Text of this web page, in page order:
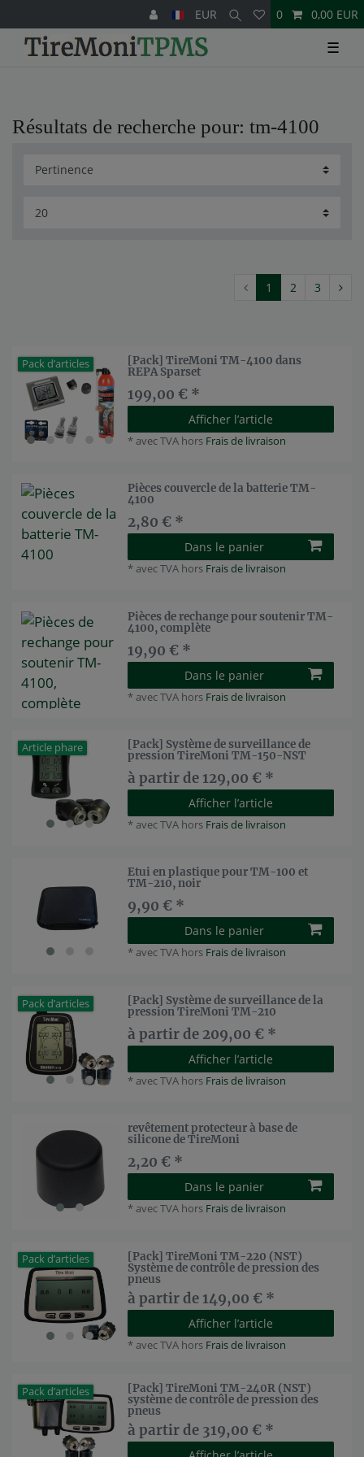
EUR 0 0,00 EUR
☰
Résultats de recherche pour: tm-4100
1 2 3
Pack d’articles
[Pack] TireMoni TM-4100 dans
REPA Sparset
199,00 € *
Afficher l’article
*avec TVA hors Frais de livraison
Pièces couvercle de la batterie TM-
4100
2,80 € *
Dans le panier
*avec TVA hors Frais de livraison
Pièces de rechange pour soutenir TM-
4100, complète
19,90 € *
Dans le panier
*avec TVA hors Frais de livraison
Article phare
[Pack] Système de surveillance de
pression TireMoni TM-150-NST
à partir de 129,00 € *
Afficher l’article
*avec TVA hors Frais de livraison
Etui en plastique pour TM-100 et
TM-210, noir
9,90 € *
Dans le panier
*avec TVA hors Frais de livraison
Pack d’articles
[Pack] Système de surveillance de la
pression TireMoni TM-210
à partir de 209,00 € *
Afficher l’article
*avec TVA hors Frais de livraison
revêtement protecteur à base de
silicone de TireMoni
2,20 € *
Dans le panier
*avec TVA hors Frais de livraison
Pack d’articles
[Pack] TireMoni TM-220 (NST)
Système de contrôle de pression des
pneus
à partir de 149,00 € *
Afficher l’article
*avec TVA hors Frais de livraison
Pack d’articles
[Pack] TireMoni TM-240R (NST)
système de contrôle de pression des
pneus
à partir de 319,00 € *